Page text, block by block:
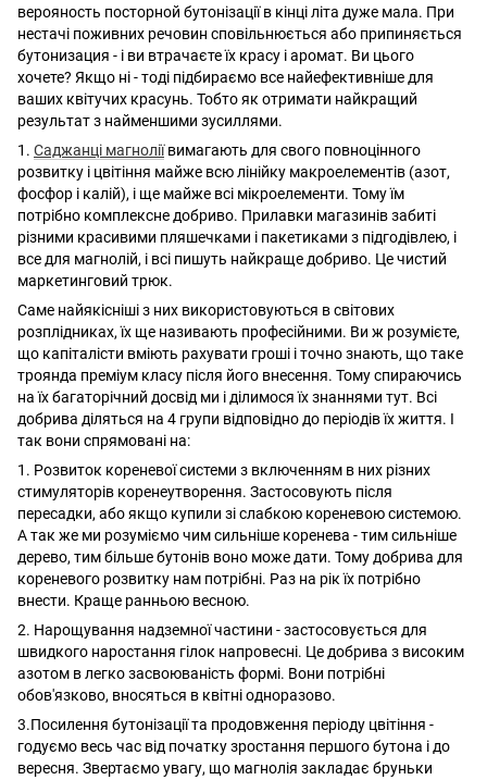
верояность посторной бутонізації в кінці літа дуже мала. При
нестачі поживних речовин сповільнюється або припиняється
бутонизация - і ви втрачаєте їх красу і аромат. Ви цього
хочете? Якщо ні - тоді підбираємо все найефективніше для
ваших квітучих красунь. Тобто як отримати найкращий
результат з найменшими зусиллями.
1. Саджанці магноліївимагають для свого повноцінного
розвитку і цвітіння майже всю лінійку макроелементів (азот,
фосфор і калій), і ще майже всі мікроелементи. Тому їм
потрібно комплексне добриво. Прилавки магазинів забиті
різними красивими пляшечками і пакетиками з підгодівлею, і
все для магнолій, і всі пишуть найкраще добриво. Це чистий
маркетинговий трюк.
Саме найякісніші з них використовуються в світових
розплідниках, їх ще називають професійними. Ви ж розумієте,
що капіталісти вміють рахувати гроші і точно знають, що таке
троянда преміум класу після його внесення. Тому спираючись
на їх багаторічний досвід ми і ділимося їх знаннями тут. Всі
добрива діляться на 4 групи відповідно до періодів їх життя. І
так вони спрямовані на:
1. Розвиток кореневої системи з включенням в них різних
стимуляторів коренеутворення. Застосовують після
пересадки, або якщо купили зі слабкою кореневою системою.
А так же ми розуміємо чим сильніше коренева - тим сильніше
дерево, тим більше бутонів воно може дати. Тому добрива для
кореневого розвитку нам потрібні. Раз на рік їх потрібно
внести. Краще ранньою весною.
2. Нарощування надземної частини - застосовується для
швидкого наростання гілок напровесні. Це добрива з високим
азотом в легко засвоюваність формі. Вони потрібні
обов'язково, вносяться в квітні одноразово.
3.Посилення бутонізації та продовження періоду цвітіння -
годуємо весь час від початку зростання першого бутона і до
вересня. Звертаємо увагу, що магнолія закладає бруньки